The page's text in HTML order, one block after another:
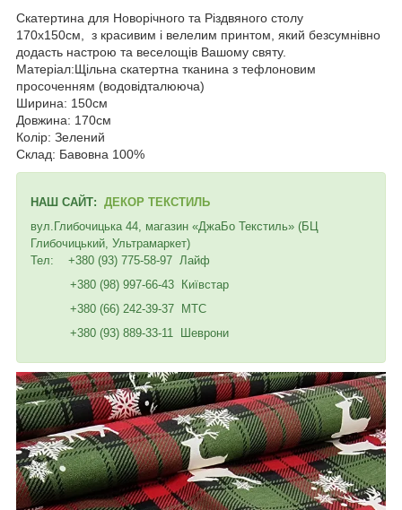
Скатертина для Новорічного та Різдвяного столу
170х150см, з красивим і велелим принтом, який безсумнівно
додасть настрою та веселощів Вашому святу.
Матеріал:Щільна скатертна тканина з тефлоновим
просоченням (водовідталююча)
Ширина: 150см
Довжина: 170см
Колір: Зелений
Склад: Бавовна 100%
НАШ САЙТ: ДЕКОР ТЕКСТИЛЬ
вул.Глибочицька 44, магазин «ДжаБо Текстиль» (БЦ
Глибочицький, Ультрамаркет)
Тел: +380 (93) 775-58-97 Лайф
+380 (98) 997-66-43 Київстар
+380 (66) 242-39-37 МТС
+380 (93) 889-33-11 Шеврони